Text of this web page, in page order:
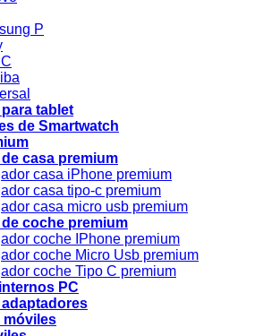
P
tablet
de Smartwatch
casa premium
casa iPhone premium
casa tipo-c premium
casa micro usb premium
coche premium
coche IPhone premium
coche Micro Usb premium
coche Tipo C premium
PC
móviles